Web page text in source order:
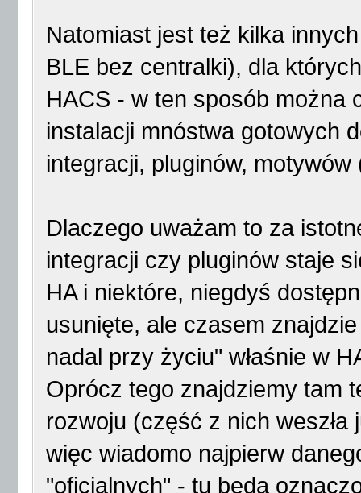
Natomiast jest też kilka
BLE bez centralki), dla
HACS - w ten sposób można
instalacji mnóstwa gotowych
integracji, pluginów,
Dlaczego uważam to za
integracji czy pluginów staje
HA i niektóre, niegdyś
usunięte, ale czasem
nadal przy życiu" właśnie w
Oprócz tego znajdziemy tam
rozwoju (część z nich
więc wiadomo najpierw
"oficjalnych" - tu będa